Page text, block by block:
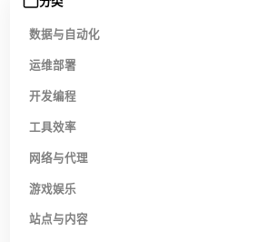
数据与自动化
运维部署
开发编程
工具效率
网络与代理
游戏娱乐
站点与内容